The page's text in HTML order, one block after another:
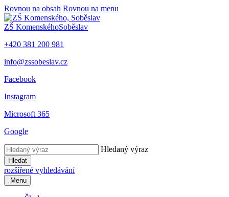
Rovnou na obsah Rovnou na menu
ZŠ KomenskéhoSoběslav
+420 381 200 981
info@zssobeslav.cz
Facebook
Instagram
Microsoft 365
Google
Hledaný výraz
Hledat
rozšířené vyhledávání
Menu